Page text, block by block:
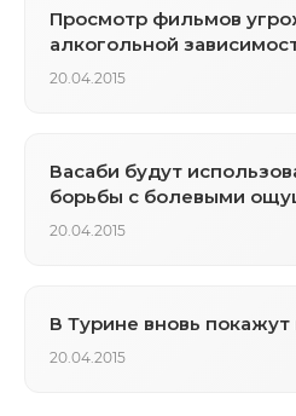
Просмотр фильмов
алкогольной
20.04.2015
Васаби будут
борьбы с болевыми
20.04.2015
В Турине вновь
20.04.2015